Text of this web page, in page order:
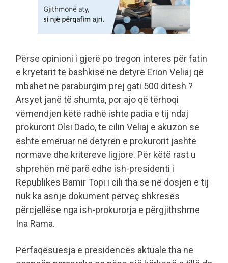
Përse opinioni i gjerë po tregon interes për fatin
e kryetarit të bashkisë në detyrë Erion Veliaj që
mbahet në paraburgim prej gati 500 ditësh ?
Arsyet janë të shumta, por ajo që tërhoqi
vëmendjen këtë radhë ishte padia e tij ndaj
prokurorit Olsi Dado, të cilin Veliaj e akuzon se
është emëruar në detyrën e prokurorit jashtë
normave dhe kritereve ligjore. Për këtë rast u
shprehën më parë edhe ish-presidenti i
Republikës Bamir Topi i cili tha se në dosjen e tij
nuk ka asnjë dokument përveç shkresës
përcjellëse nga ish-prokurorja e përgjithshme
Ina Rama.
Përfaqësuesja e presidencës aktuale tha në